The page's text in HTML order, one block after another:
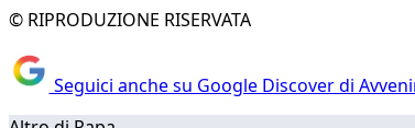
© RIPRODUZIONE RISERVATA
Seguici anche su Google Discover di